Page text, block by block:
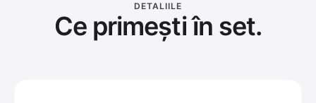
DETALIILE
Ce primești în set.